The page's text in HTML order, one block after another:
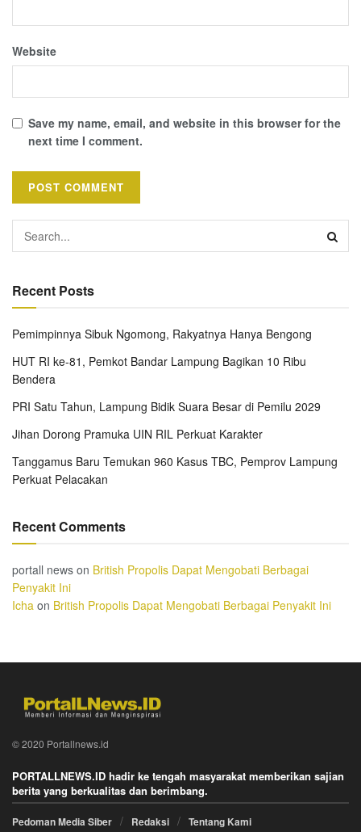
Website
Save my name, email, and website in this browser for the
next time I comment.
Recent Posts
Pemimpinnya Sibuk Ngomong, Rakyatnya Hanya Bengong
HUT RI ke-81, Pemkot Bandar Lampung Bagikan 10 Ribu
Bendera
PRI Satu Tahun, Lampung Bidik Suara Besar di Pemilu 2029
Jihan Dorong Pramuka UIN RIL Perkuat Karakter
Tanggamus Baru Temukan 960 Kasus TBC, Pemprov Lampung
Perkuat Pelacakan
Recent Comments
portall news on British Propolis Dapat Mengobati Berbagai
Penyakit Ini
Icha on British Propolis Dapat Mengobati Berbagai Penyakit Ini
© 2020 Portallnews.id
PORTALLNEWS.ID hadir ke tengah masyarakat memberikan sajian
berita yang berkualitas dan berimbang.
Pedoman Media Siber Redaksi Tentang Kami